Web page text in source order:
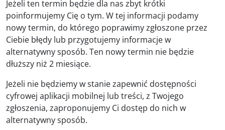
Jeżeli ten termin będzie dla nas zbyt krótki
poinformujemy Cię o tym. W tej informacji podamy
nowy termin, do którego poprawimy zgłoszone przez
Ciebie błędy lub przygotujemy informacje w
alternatywny sposób. Ten nowy termin nie będzie
dłuższy niż 2 miesiące.
Jeżeli nie będziemy w stanie zapewnić dostępności
cyfrowej aplikacji mobilnej lub treści, z Twojego
zgłoszenia, zaproponujemy Ci dostęp do nich w
alternatywny sposób.